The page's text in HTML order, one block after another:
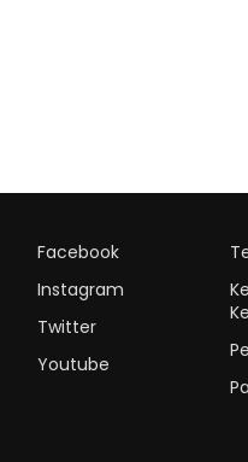
Facebook
Instagram
Twitter
Youtube